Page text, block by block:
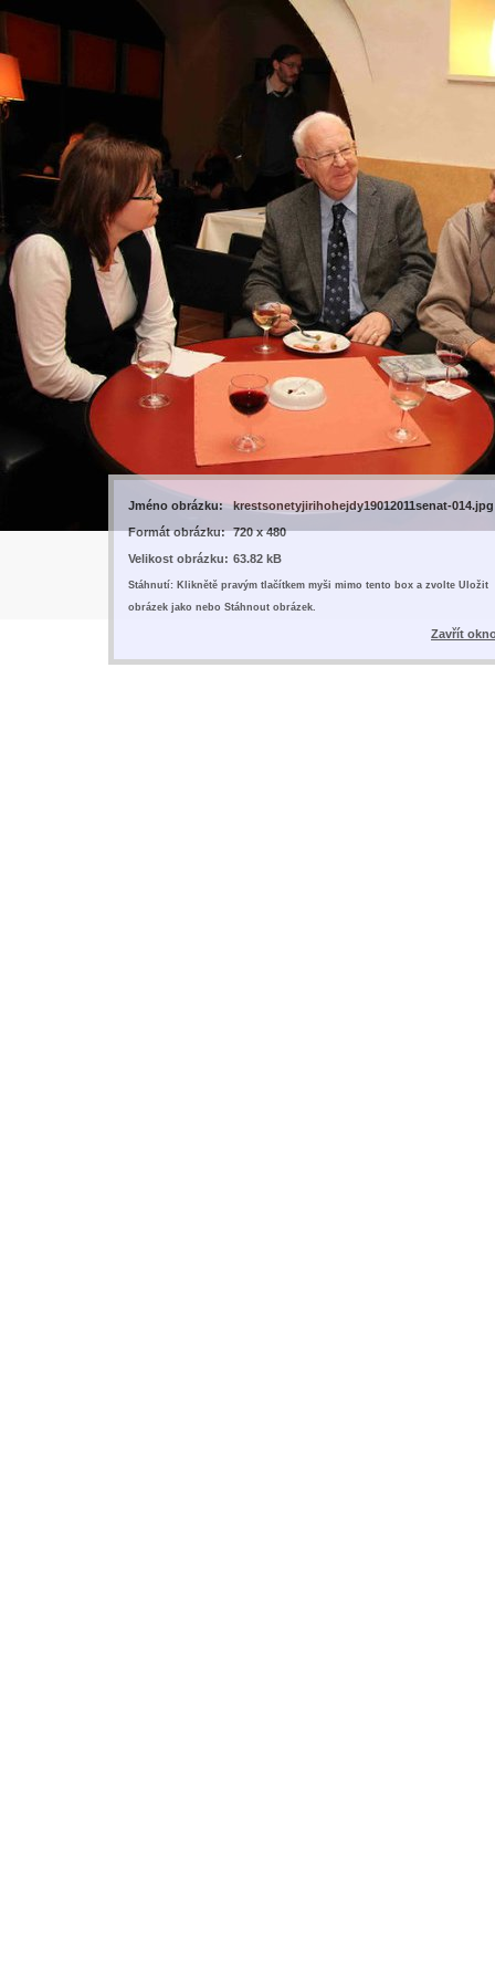
Jméno obrázku:
krestsonetyjirihohejdy19012011senat-014.jpg
Formát obrázku: 720 x 480
Velikost obrázku: 63.82 kB
Stáhnutí: Kliknětě pravým tlačítkem myši mimo tento box a zvolte Uložit
obrázek jako nebo Stáhnout obrázek.
Zavřít